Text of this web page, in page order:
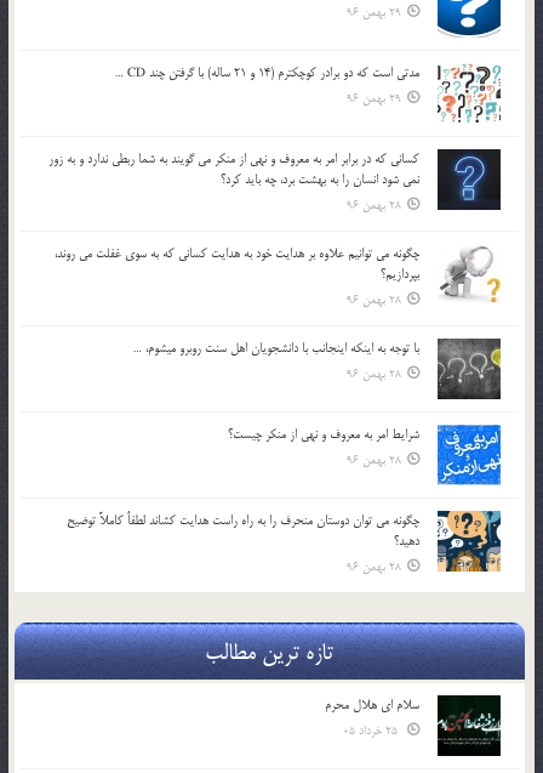
29 بهمن 96
مدتي است كه دو برادر كوچكترم (14 و 21 ساله) با گرفتن چند CD …
29 بهمن 96
كساني كه در برابر امر به معروف و نهي از منكر مي گويند به شما ربطي ندارد و به زور
نمي شود انسان را به بهشت برد، چه بايد كرد؟
28 بهمن 96
چگونه مي توانيم علاوه بر هدايت خود به هدايت كساني كه به سوي غفلت مي روند،
بپردازيم؟
28 بهمن 96
با توجه به اينكه اينجانب با دانشجويان اهل سنت روبرو مي‎شوم، …
28 بهمن 96
شرايط امر به معروف و نهي از منكر چيست؟
28 بهمن 96
چگونه مي توان دوستان منحرف را به راه راست هدايت كشاند لطفاٌ كاملاً توضيح
دهيد؟
28 بهمن 96
تازه ترین مطالب
سلام ای هلال محرم